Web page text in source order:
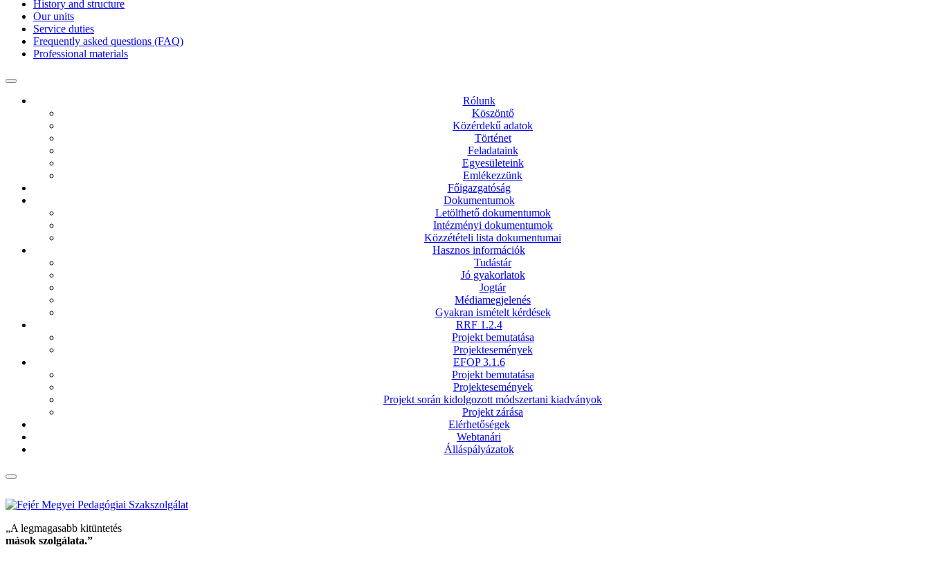
History and structure
Our units
Service duties
Frequently asked questions (FAQ)
Professional materials
Rólunk
Köszöntő
Közérdekű adatok
Történet
Feladataink
Egyesületeink
Emlékezzünk
Főigazgatóság
Dokumentumok
Letölthető dokumentumok
Intézményi dokumentumok
Közzétételi lista dokumentumai
Hasznos információk
Tudástár
Jó gyakorlatok
Jogtár
Médiamegjelenés
Gyakran ismételt kérdések
RRF 1.2.4
Projekt bemutatása
Projektesemények
EFOP 3.1.6
Projekt bemutatása
Projektesemények
Projekt során kidolgozott módszertani kiadványok
Projekt zárása
Elérhetőségek
Webtanári
Álláspályázatok
„A legmagasabb kitüntetés
mások szolgálata.”